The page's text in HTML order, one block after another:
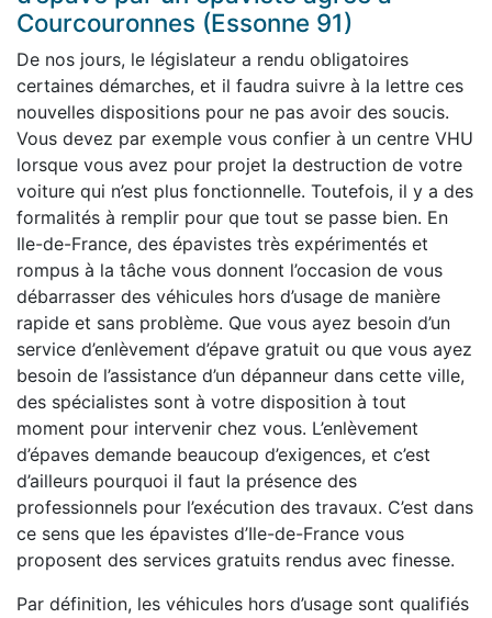
Courcouronnes (Essonne 91)
De nos jours, le législateur a rendu obligatoires
certaines démarches, et il faudra suivre à la lettre ces
nouvelles dispositions pour ne pas avoir des soucis.
Vous devez par exemple vous confier à un centre VHU
lorsque vous avez pour projet la destruction de votre
voiture qui n’est plus fonctionnelle. Toutefois, il y a des
formalités à remplir pour que tout se passe bien. En
Ile-de-France, des épavistes très expérimentés et
rompus à la tâche vous donnent l’occasion de vous
débarrasser des véhicules hors d’usage de manière
rapide et sans problème. Que vous ayez besoin d’un
service d’enlèvement d’épave gratuit ou que vous ayez
besoin de l’assistance d’un dépanneur dans cette ville,
des spécialistes sont à votre disposition à tout
moment pour intervenir chez vous. L’enlèvement
d’épaves demande beaucoup d’exigences, et c’est
d’ailleurs pourquoi il faut la présence des
professionnels pour l’exécution des travaux. C’est dans
ce sens que les épavistes d’Ile-de-France vous
proposent des services gratuits rendus avec finesse.
Par définition, les véhicules hors d’usage sont qualifiés